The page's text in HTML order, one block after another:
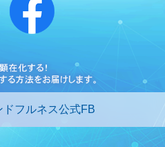
ドフルネス公式FB